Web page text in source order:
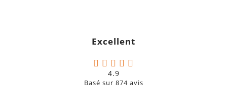
Excellent
4.9
Basé sur 874avis